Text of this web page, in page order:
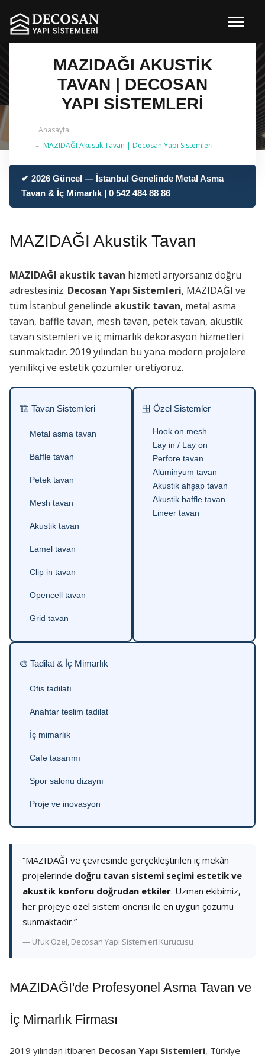
MAZIDAĞI AKUSTIK
TAVAN | DECOSAN
YAPI SISTEMLERI
Anasayfa
MAZIDAĞI Akustik Tavan | Decosan Yapı Sistemleri
✔ 2026 Güncel — İstanbul Genelinde Metal Asma
Tavan & İç Mimarlık | 0 542 484 88 86
MAZIDAĞI Akustik Tavan
MAZIDAĞI akustik tavan hizmeti arıyorsanız doğru
adrestesiniz. Decosan Yapı Sistemleri, MAZIDAĞI ve
tüm İstanbul genelinde akustik tavan, metal asma
tavan, baffle tavan, mesh tavan, petek tavan, akustik
tavan sistemleri ve iç mimarlık dekorasyon hizmetleri
sunmaktadır. 2019 yılından bu yana modern projelere
yenilikçi ve estetik çözümler üretiyoruz.
🏗 Tavan Sistemleri
Metal asma tavan
Baffle tavan
Petek tavan
Mesh tavan
Akustik tavan
Lamel tavan
Clip in tavan
Opencell tavan
Grid tavan
🪟 Özel Sistemler
Hook on mesh
Lay in / Lay on
Perfore tavan
Alüminyum tavan
Akustik ahşap tavan
Akustik baffle tavan
Lineer tavan
🎨 Tadilat & İç Mimarlık
Ofis tadilatı
Anahtar teslim tadilat
İç mimarlık
Cafe tasarımı
Spor salonu dizaynı
Proje ve inovasyon
“MAZIDAĞI ve çevresinde gerçekleştirilen iç mekân
projelerinde doğru tavan sistemi seçimi estetik ve
akustik konforu doğrudan etkiler. Uzman ekibimiz,
her projeye özel sistem önerisi ile en uygun çözümü
sunmaktadır.”
— Ufuk Özel, Decosan Yapı Sistemleri Kurucusu
MAZIDAĞI'de Profesyonel Asma Tavan ve
İç Mimarlık Firması
2019 yılından itibaren Decosan Yapı Sistemleri, Türkiye